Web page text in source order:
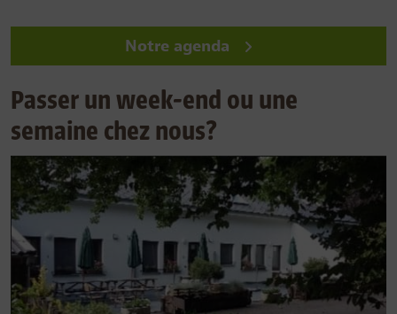
Notre agenda
Passer un week-end ou une
semaine chez nous?